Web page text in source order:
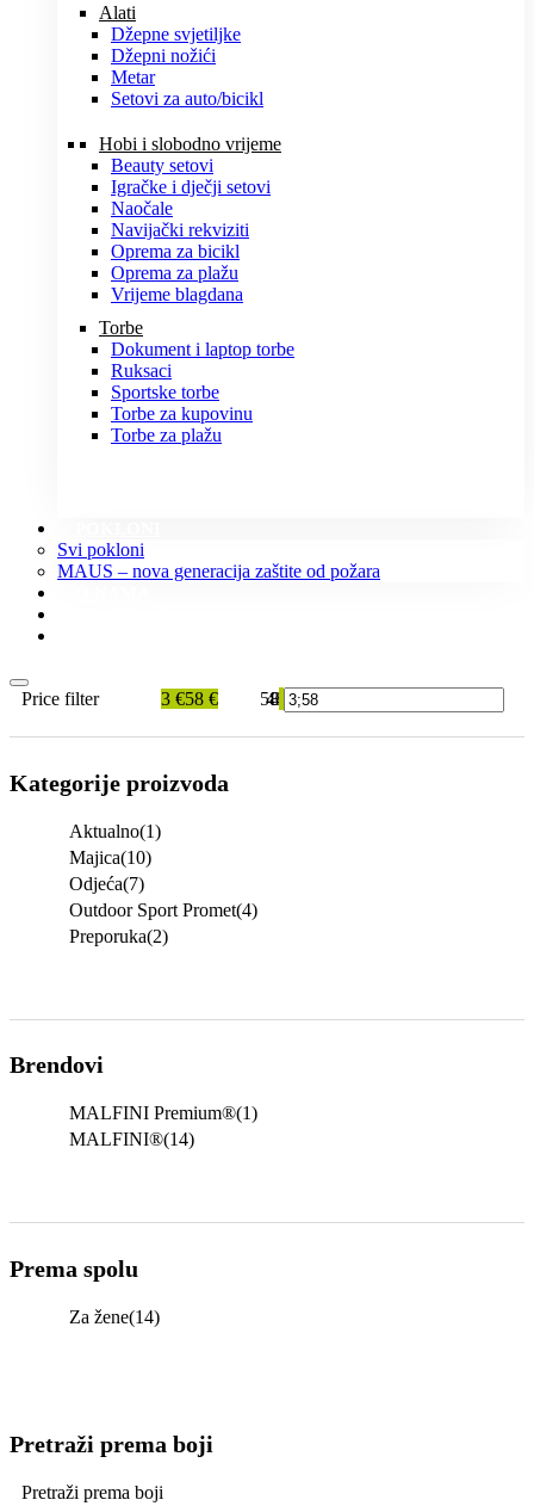
Alati
Džepne svjetiljke
Džepni nožići
Metar
Setovi za auto/bicikl
Hobi i slobodno vrijeme
Beauty setovi
Igračke i dječji setovi
Naočale
Navijački rekviziti
Oprema za bicikl
Oprema za plažu
Vrijeme blagdana
Torbe
Dokument i laptop torbe
Ruksaci
Sportske torbe
Torbe za kupovinu
Torbe za plažu
Svi pokloni
MAUS – nova generacija zaštite od požara
Price filter 3 €58 € 3
17
31
44
58
Kategorije proizvoda
Aktualno(1)
Majica(10)
Odjeća(7)
Outdoor Sport Promet(4)
Preporuka(2)
Brendovi
MALFINI Premium®(1)
MALFINI®(14)
Prema spolu
Za žene(14)
Pretraži prema boji
Pretraži prema boji